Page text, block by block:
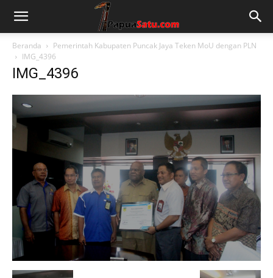
Beranda
Pemerintah Kabupaten Puncak Jaya Teken MoU dengan PLN
IMG_4396
IMG_4396